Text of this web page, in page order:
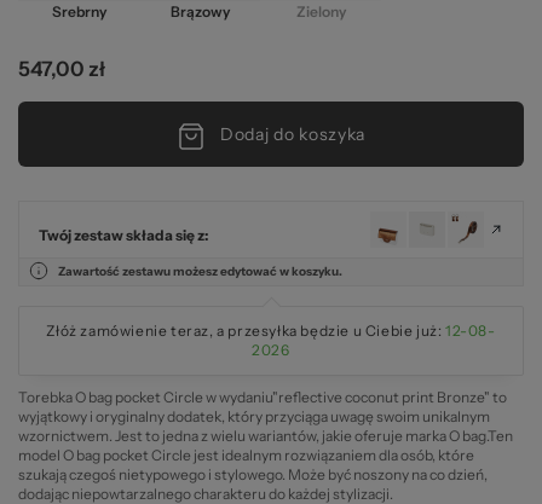
Srebrny Brązowy Zielony
547,00 zł
Dodaj do koszyka
Twój zestaw składa się z:
Zawartość zestawu możesz edytować w koszyku.
Złóż zamówienie teraz, a przesyłka będzie u Ciebie już: 12-08-
2026
Torebka O bag pocket Circle w wydaniu"reflective coconut print Bronze" to
wyjątkowy i oryginalny dodatek, który przyciąga uwagę swoim unikalnym
wzornictwem. Jest to jedna z wielu wariantów, jakie oferuje marka O bag.Ten
model O bag pocket Circle jest idealnym rozwiązaniem dla osób, które
szukają czegoś nietypowego i stylowego. Może być noszony na co dzień,
dodając niepowtarzalnego charakteru do każdej stylizacji.